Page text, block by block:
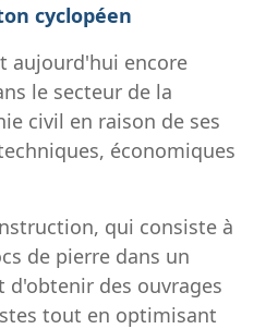
cyclopéen
aujourd'hui encore
le secteur de la
civil en raison de ses
économiques
qui consiste à
de pierre dans un
d'obtenir des ouvrages
tout en optimisant